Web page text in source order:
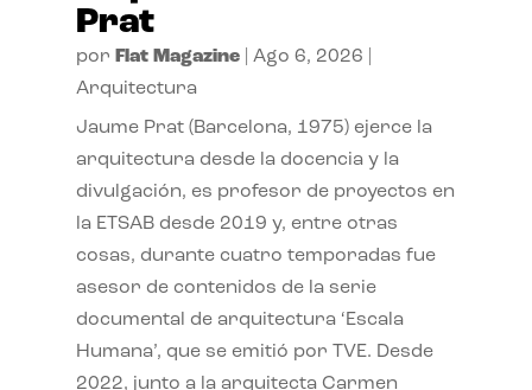
Prat
por Flat Magazine| Ago 6, 2026
Arquitectura
Jaume Prat (Barcelona, 1975) ejerce la
arquitectura desde la docencia y la
divulgación, es profesor de proyectos en
la ETSAB desde 2019 y, entre otras
cosas, durante cuatro temporadas fue
asesor de contenidos de la serie
documental de arquitectura ‘Escala
Humana’, que se emitió por TVE. Desde
2022, junto a la arquitecta Carmen